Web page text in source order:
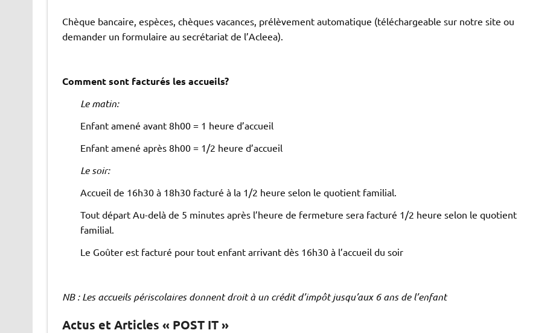
Chèque bancaire, espèces, chèques vacances, prélèvement automatique (téléchargeable sur notre site ou
demander un formulaire au secrétariat de l’Acleea).
Comment sont facturés les accueils?
Le matin:
Enfant amené avant 8h00 = 1 heure d’accueil
Enfant amené après 8h00 = 1/2 heure d’accueil
Le soir:
Accueil de 16h30 à 18h30 facturé à la 1/2 heure selon le quotient familial.
Tout départ Au-delà de 5 minutes après l’heure de fermeture sera facturé 1/2 heure selon le quotient
familial.
Le Goûter est facturé pour tout enfant arrivant dès 16h30 à l’accueil du soir
NB : Les accueils périscolaires donnent droit à un crédit d’impôt jusqu’aux 6 ans de l’enfant
Actus et Articles « POST IT »